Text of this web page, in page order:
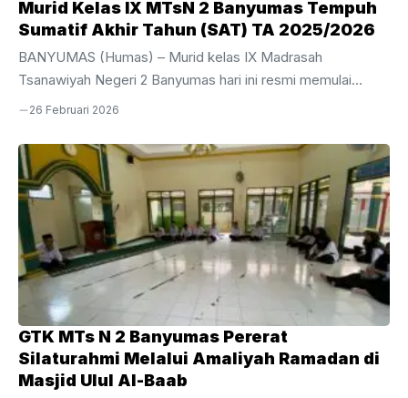
Murid Kelas IX MTsN 2 Banyumas Tempuh
Sumatif Akhir Tahun (SAT) TA 2025/2026
BANYUMAS (Humas) – Murid kelas IX Madrasah
Tsanawiyah Negeri 2 Banyumas hari ini resmi memulai
perjuangan mereka dalam pelaksanaan Sumatif Akhir Tahun
siswa tingkat akhir ini dijadwalkan berlangsung selama
sepekan, mulai dari Kamis, 26 Februari hingga Jumat, 6
Maret 2026.Pelaksanaan SAT kali ini dipusatkan di area
gedung depan MTsN 2 Banyumas dengan menggunakan 10
ruang kelas yang telah disiapkan secara maksimal untuk
menjamin kenyamanan dan ketenangan siswa selama
mengerjakan soal. Bertindak sebagai ...
26 Februari 2026
GTK MTs N 2 Banyumas Pererat
Silaturahmi Melalui Amaliyah Ramadan di
Masjid Ulul Al-Baab